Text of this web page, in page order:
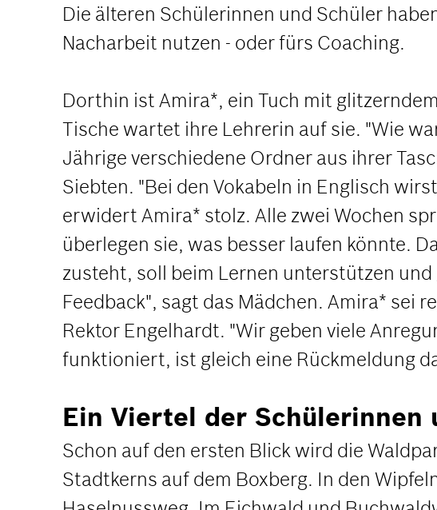
Die älteren Schülerinnen und Schüler
Nacharbeit nutzen - oder fürs Coaching.
Dorthin ist Amira*, ein Tuch mit
Tische wartet ihre Lehrerin auf sie. "Wie
Jährige verschiedene Ordner aus ihrer
Siebten. "Bei den Vokabeln in Englisch
erwidert Amira* stolz. Alle zwei Wochen
überlegen sie, was besser laufen könnte.
zusteht, soll beim Lernen unterstützen
Feedback", sagt das Mädchen. Amira* sei
Rektor Engelhardt. "Wir geben viele
funktioniert, ist gleich eine Rückmeldung
Ein Viertel der
Schon auf den ersten Blick wird die
Stadtkerns auf dem Boxberg. In den